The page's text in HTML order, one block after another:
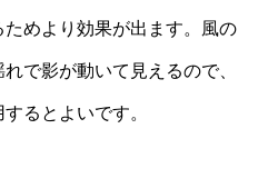
めより効果が出ます。風の
で影が動いて見えるので、
るとよいです。